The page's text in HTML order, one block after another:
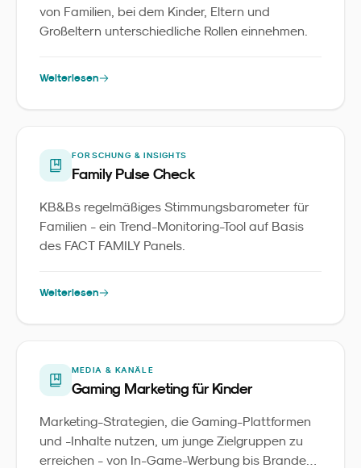
von Familien, bei dem Kinder, Eltern und
Großeltern unterschiedliche Rollen einnehmen.
Weiterlesen
FORSCHUNG & INSIGHTS
Family Pulse Check
KB&Bs regelmäßiges Stimmungsbarometer für
Familien - ein Trend-Monitoring-Tool auf Basis
des FACT FAMILY Panels.
Weiterlesen
MEDIA & KANÄLE
Gaming Marketing für Kinder
Marketing-Strategien, die Gaming-Plattformen
und -Inhalte nutzen, um junge Zielgruppen zu
erreichen - von In-Game-Werbung bis Branded